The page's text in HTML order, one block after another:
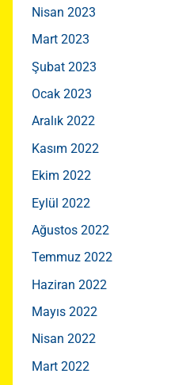
Nisan 2023
Mart 2023
Şubat 2023
Ocak 2023
Aralık 2022
Kasım 2022
Ekim 2022
Eylül 2022
Ağustos 2022
Temmuz 2022
Haziran 2022
Mayıs 2022
Nisan 2022
Mart 2022